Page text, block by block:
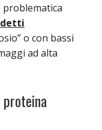
problematica
o con bassi
ad alta